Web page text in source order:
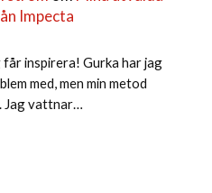
Impecta
inspirera! Gurka har jag
med, men min metod
vattnar…